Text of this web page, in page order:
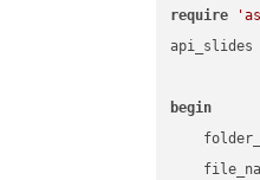
require
api_slides
begin